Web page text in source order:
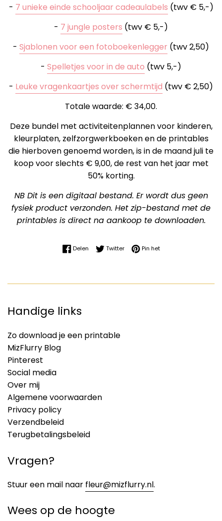
- 7 unieke einde schooljaar cadeaulabels (twv € 5,-)
- 7 jungle posters (twv € 5,-)
- Sjablonen voor een fotoboekenlegger (twv 2,50)
- Spelletjes voor in de auto (twv 5,-)
- Leuke vragenkaartjes over schermtijd (twv € 2,50)
Totale waarde: € 34,00.
Deze bundel met activiteitenplannen voor kinderen,
kleurplaten, zelfzorgwerkboeken en de printables
die hierboven genoemd worden, is in de maand juli te
koop voor slechts € 9,00, de rest van het jaar met
50% korting.
NB Dit is een digitaal bestand. Er wordt dus geen
fysiek product verzonden. Het zip-bestand met de
printables is direct na aankoop te downloaden.
DelenDelen op Facebook
TwitterTwitteren op Twitter
Pin hetPinnen op Pinterest
Handige links
Zo download je een printable
MizFlurry Blog
Pinterest
Social media
Over mij
Algemene voorwaarden
Privacy policy
Verzendbeleid
Terugbetalingsbeleid
Vragen?
Stuur een mail naar fleur@mizflurry.nl.
Wees op de hoogte